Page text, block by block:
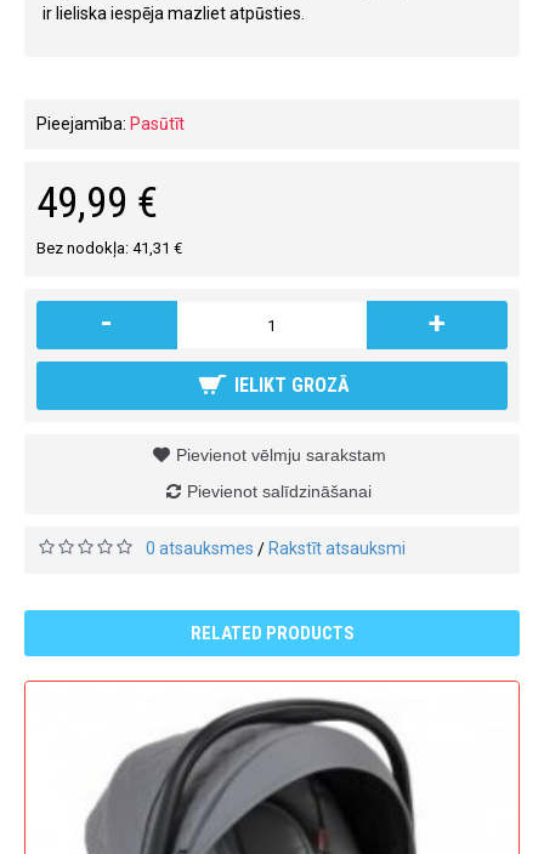
ir lieliska iespēja mazliet atpūsties.
Pieejamība: Pasūtīt
49,99 €
Bez nodokļa: 41,31 €
- +
IELIKT GROZĀ
Pievienot vēlmju sarakstam
Pievienot salīdzināšanai
0 atsauksmes / Rakstīt atsauksmi
RELATED PRODUCTS